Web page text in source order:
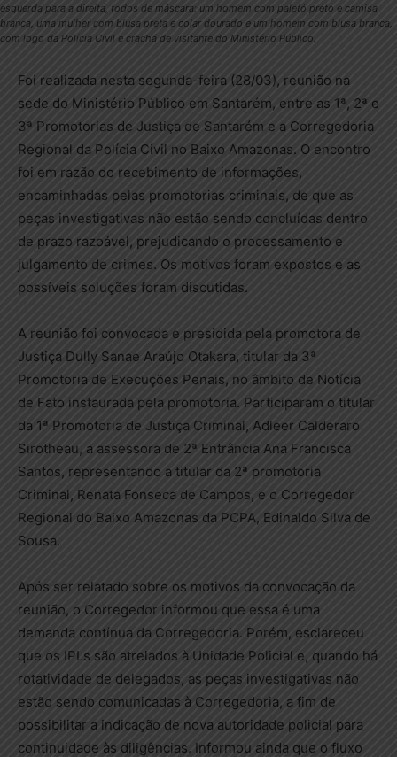
esquerda para a direita, todos de máscara: um homem com paletó preto e camisa
branca, uma mulher com blusa preta e colar dourado e um homem com blusa branca,
com logo da Polícia Civil e crachá de visitante do Ministério Público.
Foi realizada nesta segunda-feira (28/03), reunião na
sede do Ministério Público em Santarém, entre as 1ª, 2ª e
3ª Promotorias de Justiça de Santarém e a Corregedoria
Regional da Polícia Civil no Baixo Amazonas. O encontro
foi em razão do recebimento de informações,
encaminhadas pelas promotorias criminais, de que as
peças investigativas não estão sendo concluídas dentro
de prazo razoável, prejudicando o processamento e
julgamento de crimes. Os motivos foram expostos e as
possíveis soluções foram discutidas.
A reunião foi convocada e presidida pela promotora de
Justiça Dully Sanae Araújo Otakara, titular da 3ª
Promotoria de Execuções Penais, no âmbito de Notícia
de Fato instaurada pela promotoria. Participaram o titular
da 1ª Promotoria de Justiça Criminal, Adleer Calderaro
Sirotheau, a assessora de 2ª Entrância Ana Francisca
Santos, representando a titular da 2ª promotoria
Criminal, Renata Fonseca de Campos, e o Corregedor
Regional do Baixo Amazonas da PCPA, Edinaldo Silva de
Sousa.
Após ser relatado sobre os motivos da convocação da
reunião, o Corregedor informou que essa é uma
demanda contínua da Corregedoria. Porém, esclareceu
que os IPLs são atrelados à Unidade Policial e, quando há
rotatividade de delegados, as peças investigativas não
estão sendo comunicadas à Corregedoria, a fim de
possibilitar a indicação de nova autoridade policial para
continuidade às diligências. Informou ainda que o fluxo